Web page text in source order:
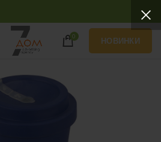
0 НОВИНКИ